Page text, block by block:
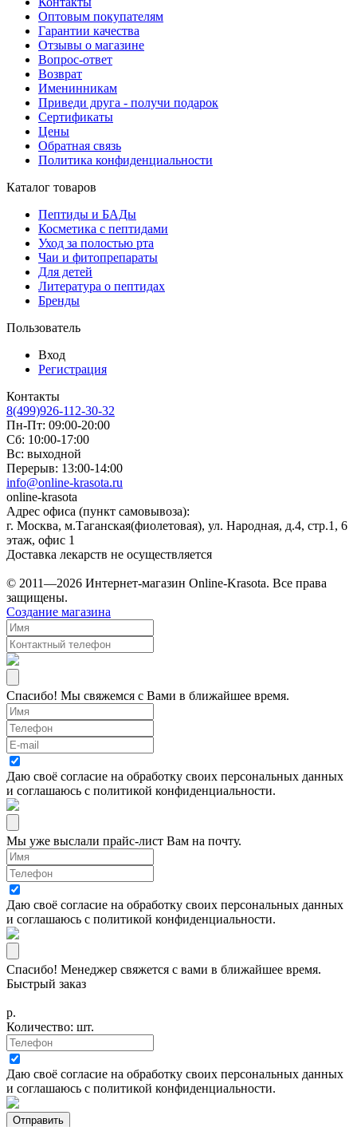
Оптовым покупателям
Гарантии качества
Отзывы о магазине
Вопрос-ответ
Возврат
Именинникам
Приведи друга - получи подарок
Сертификаты
Цены
Обратная связь
Политика конфиденциальности
Каталог товаров
Пептиды и БАДы
Косметика с пептидами
Уход за полостью рта
Чаи и фитопрепараты
Для детей
Литература о пептидах
Бренды
Пользователь
Вход
Регистрация
Контакты
8(499)926-112-30-32
Пн-Пт: 09:00-20:00
Сб: 10:00-17:00
Вс: выходной
Перерыв: 13:00-14:00
info@online-krasota.ru
online-krasota
Адрес офиса (пункт самовывоза):
г. Москва, м.Таганская(фиолетовая), ул. Народная, д.4, стр.1, 6
этаж, офис 1
Доставка лекарств не осуществляется
© 2011—2026 Интернет-магазин Online-Krasota. Все права
защищены.
Создание магазина
Спасибо! Мы свяжемся с Вами в ближайшее время.
Даю своё согласие на обработку своих персональных данных
и соглашаюсь с политикой конфиденциальности.
Мы уже выслали прайс-лист Вам на почту.
Даю своё согласие на обработку своих персональных данных
и соглашаюсь с политикой конфиденциальности.
Спасибо! Менеджер свяжется с вами в ближайшее время.
Быстрый заказ
р.
Количество: шт.
Даю своё согласие на обработку своих персональных данных
и соглашаюсь с политикой конфиденциальности.